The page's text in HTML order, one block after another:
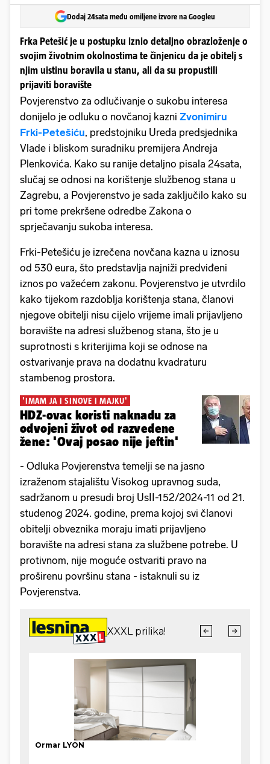
Dodaj 24sata među omiljene izvore na Googleu
Frka Petešić je u postupku iznio detaljno obrazloženje o
svojim životnim okolnostima te činjenicu da je obitelj s
njim uistinu boravila u stanu, ali da su propustili
prijaviti boravište
Povjerenstvo za odlučivanje o sukobu interesa
donijelo je odluku o novčanoj kazni Zvonimiru
Frki-Petešiću, predstojniku Ureda predsjednika
Vlade i bliskom suradniku premijera Andreja
Plenkovića. Kako su ranije detaljno pisala 24sata,
slučaj se odnosi na korištenje službenog stana u
Zagrebu, a Povjerenstvo je sada zaključilo kako su
pri tome prekršene odredbe Zakona o
sprječavanju sukoba interesa.
Frki-Petešiću je izrečena novčana kazna u iznosu
od 530 eura, što predstavlja najniži predviđeni
iznos po važećem zakonu. Povjerenstvo je utvrdilo
kako tijekom razdoblja korištenja stana, članovi
njegove obitelji nisu cijelo vrijeme imali prijavljeno
boravište na adresi službenog stana, što je u
suprotnosti s kriterijima koji se odnose na
ostvarivanje prava na dodatnu kvadraturu
stambenog prostora.
'IMAM JA I SINOVE I MAJKU'
HDZ-ovac koristi naknadu za
odvojeni život od razvedene
žene: 'Ovaj posao nije jeftin'
- Odluka Povjerenstva temelji se na jasno
izraženom stajalištu Visokog upravnog suda,
sadržanom u presudi broj UsII-152/2024-11 od 21.
studenog 2024. godine, prema kojoj svi članovi
obitelji obveznika moraju imati prijavljeno
boravište na adresi stana za službene potrebe. U
protivnom, nije moguće ostvariti pravo na
proširenu površinu stana - istaknuli su iz
Povjerenstva.